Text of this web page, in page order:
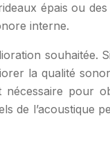
épais ou
interne.
la qualité
pour
de l’acoustique